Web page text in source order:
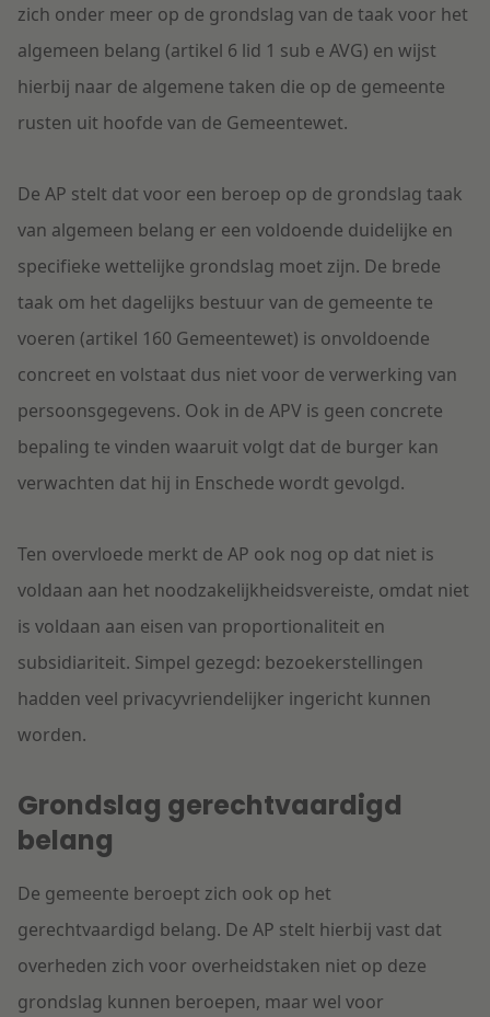
zich onder meer op de grondslag van de taak voor het
algemeen belang (artikel 6 lid 1 sub e AVG) en wijst
hierbij naar de algemene taken die op de gemeente
rusten uit hoofde van de Gemeentewet.
De AP stelt dat voor een beroep op de grondslag taak
van algemeen belang er een voldoende duidelijke en
specifieke wettelijke grondslag moet zijn. De brede
taak om het dagelijks bestuur van de gemeente te
voeren (artikel 160 Gemeentewet) is onvoldoende
concreet en volstaat dus niet voor de verwerking van
persoonsgegevens. Ook in de APV is geen concrete
bepaling te vinden waaruit volgt dat de burger kan
verwachten dat hij in Enschede wordt gevolgd.
Ten overvloede merkt de AP ook nog op dat niet is
voldaan aan het noodzakelijkheidsvereiste, omdat niet
is voldaan aan eisen van proportionaliteit en
subsidiariteit. Simpel gezegd: bezoekerstellingen
hadden veel privacyvriendelijker ingericht kunnen
worden.
Grondslag gerechtvaardigd
belang
De gemeente beroept zich ook op het
gerechtvaardigd belang. De AP stelt hierbij vast dat
overheden zich voor overheidstaken niet op deze
grondslag kunnen beroepen, maar wel voor